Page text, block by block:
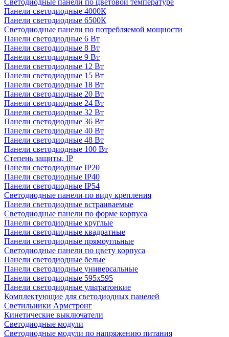
Светодиодные панели по цветовой температуре
Панели светодиодные 4000К
Панели светодиодные 6500К
Светодиодные панели по потребляемой мощности
Панели светодиодные 6 Вт
Панели светодиодные 8 Вт
Панели светодиодные 9 Вт
Панели светодиодные 12 Вт
Панели светодиодные 15 Вт
Панели светодиодные 18 Вт
Панели светодиодные 20 Вт
Панели светодиодные 24 Вт
Панели светодиодные 32 Вт
Панели светодиодные 36 Вт
Панели светодиодные 40 Вт
Панели светодиодные 48 Вт
Панели светодиодные 100 Вт
Степень защиты, IP
Панели светодиодные IP20
Панели светодиодные IP40
Панели светодиодные IP54
Светодиодные панели по виду крепления
Панели светодиодные встраиваемые
Светодиодные панели по форме корпуса
Панели светодиодные круглые
Панели светодиодные квадратные
Панели светодиодные прямоугльные
Светодиодные панели по цвету корпуса
Панели светодиодные белые
Панели светодиодные универсальные
Панели светодиодные 595х595
Панели светодиодные ультратонкие
Комплектующие для светодиодных панелей
Светильники Армстронг
Кинетические выключатели
Светодиодные модули
Светодиодные модули по напряжению питания